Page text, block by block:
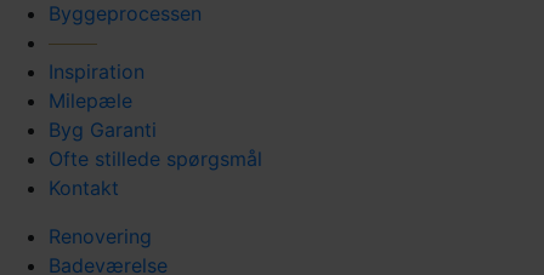
Byggeprocessen
Inspiration
Milepæle
Byg Garanti
Ofte stillede spørgsmål
Kontakt
Renovering
Badeværelse